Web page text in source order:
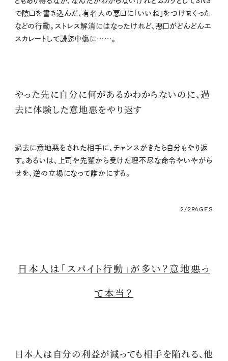
で陰口を書き込んだ、有名人の悪口に「いいね」をつけまくった
などの行動。ストレス解消にはなったけれど、悪口がどんどんエ
スカレートして誹謗中傷に……。
やった先に自分に何があるかわからないのに、過
去に体験した意地悪をやり返す
過去に意地悪をされた相手に、チャンスがきたら自分もやり返
す。あるいは、上司や先輩から受けた理不尽な命令やいやがら
せを、逆の立場になって誰かにする。
2/2 PAGES
日本人は「スパイト行動」が多い？意地悪っ
て本当？
日本人は自分の利益が減っても相手を陥れる、他